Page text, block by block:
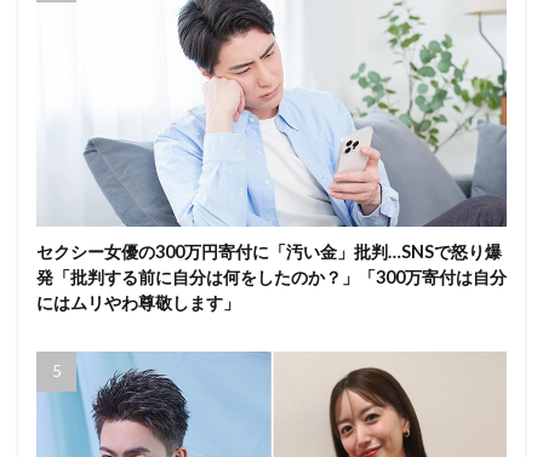
セクシー女優の300万円寄付に「汚い金」批判…SNSで怒り爆
発「批判する前に自分は何をしたのか？」「300万寄付は自分
にはムリやわ尊敬します」